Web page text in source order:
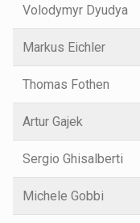
Volodymyr Dyudya
Markus Eichler
Thomas Fothen
Artur Gajek
Sergio Ghisalberti
Michele Gobbi